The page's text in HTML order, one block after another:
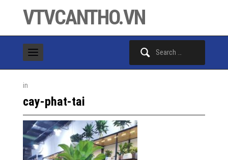
VTVCANTHO.VN
in
cay-phat-tai